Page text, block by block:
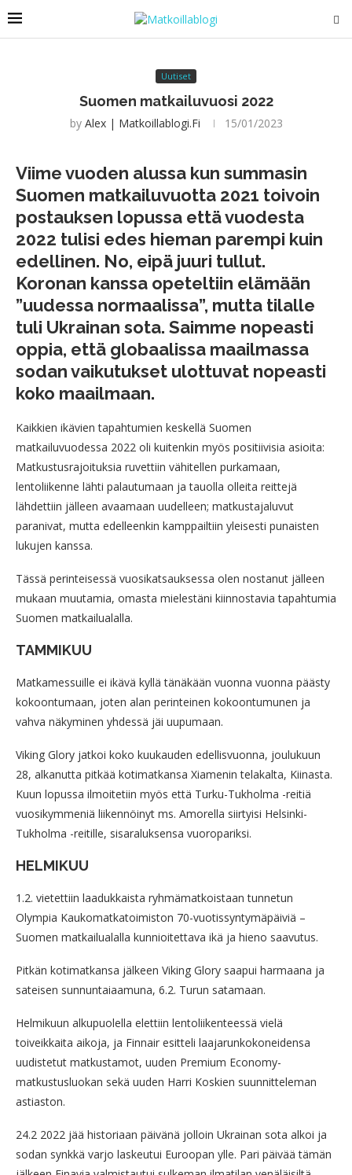
Uutiset
Suomen matkailuvuosi 2022
by Alex | Matkoillablogi.fi 15/01/2023
Viime vuoden alussa kun summasin
Suomen matkailuvuotta 2021 toivoin
postauksen lopussa että vuodesta
2022 tulisi edes hieman parempi kuin
edellinen. No, eipä juuri tullut.
Koronan kanssa opeteltiin elämään
”uudessa normaalissa”, mutta tilalle
tuli Ukrainan sota. Saimme nopeasti
oppia, että globaalissa maailmassa
sodan vaikutukset ulottuvat nopeasti
koko maailmaan.
Kaikkien ikävien tapahtumien keskellä Suomen
matkailuvuodessa 2022 oli kuitenkin myös positiivisia asioita:
Matkustusrajoituksia ruvettiin vähitellen purkamaan,
lentoliikenne lähti palautumaan ja tauolla olleita reittejä
lähdettiin jälleen avaamaan uudelleen; matkustajaluvut
paranivat, mutta edelleenkin kamppailtiin yleisesti punaisten
lukujen kanssa.
Tässä perinteisessä vuosikatsauksessa olen nostanut jälleen
mukaan muutamia, omasta mielestäni kiinnostavia tapahtumia
Suomen matkailualalla.
TAMMIKUU
Matkamessuille ei ikävä kyllä tänäkään vuonna vuonna päästy
kokoontumaan, joten alan perinteinen kokoontumunen ja
vahva näkyminen yhdessä jäi uupumaan.
Viking Glory jatkoi koko kuukauden edellisvuonna, joulukuun
28, alkanutta pitkää kotimatkansa Xiamenin telakalta, Kiinasta.
Kuun lopussa ilmoitetiin myös että Turku-Tukholma -reitiä
vuosikymmeniä liikennöinyt ms. Amorella siirtyisi Helsinki-
Tukholma -reitille, sisaraluksensa vuoropariksi.
HELMIKUU
1.2. vietettiin laadukkaista ryhmämatkoistaan tunnetun
Olympia Kaukomatkatoimiston 70-vuotissyntymäpäiviä –
Suomen matkailualalla kunnioitettava ikä ja hieno saavutus.
Pitkän kotimatkansa jälkeen Viking Glory saapui harmaana ja
sateisen sunnuntaiaamuna, 6.2. Turun satamaan.
Helmikuun alkupuolella elettiin lentoliikenteessä vielä
toiveikkaita aikoja, ja Finnair esitteli laajarunkokoneidensa
uudistetut matkustamot, uuden Premium Economy-
matkustusluokan sekä uuden Harri Koskien suunnitteleman
astiaston.
24.2 2022 jää historiaan päivänä jolloin Ukrainan sota alkoi ja
sodan synkkä varjo laskeutui Euroopan ylle. Pari päivää tämän